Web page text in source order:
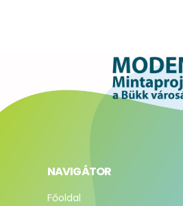
NAVIGÁTOR
Főoldal